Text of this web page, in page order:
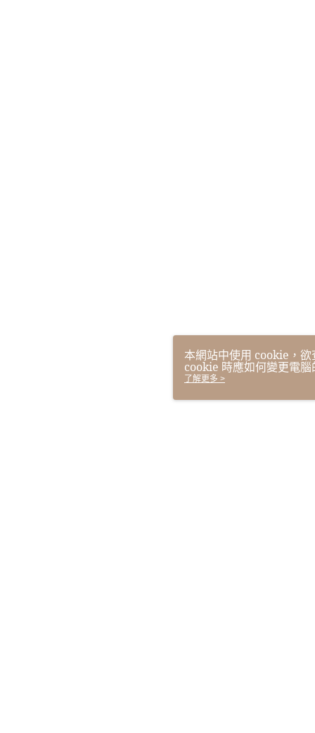
本網站中使用 cookie，
cookie 時應如何變更電
使用本網站即表示您同意
了解更多 >